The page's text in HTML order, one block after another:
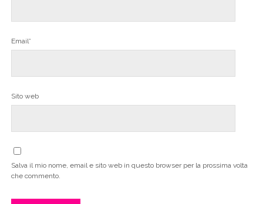
Email*
Sito web
Salva il mio nome, email e sito web in questo browser per la prossima volta
che commento.